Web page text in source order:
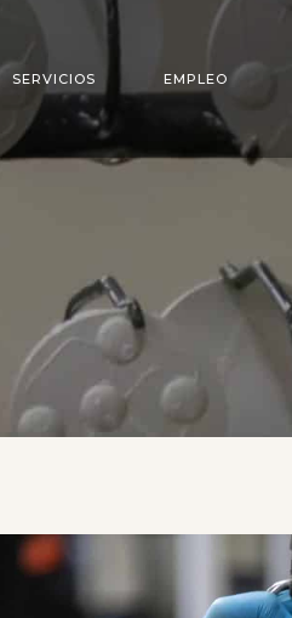
SERVICIOS EMPLEO